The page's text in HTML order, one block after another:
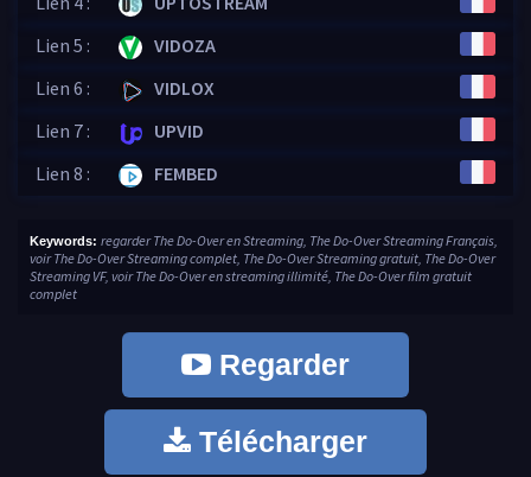
Lien 5 :
VIDOZA
Lien 6 :
VIDLOX
Lien 7 :
UPVID
Lien 8 :
FEMBED
Keywords: regarder The Do-Over en Streaming, The Do-Over Streaming Français,
voir The Do-Over Streaming complet, The Do-Over Streaming gratuit, The Do-Over
Streaming VF, voir The Do-Over en streaming illimité, The Do-Over film gratuit
complet
Regarder
Télécharger